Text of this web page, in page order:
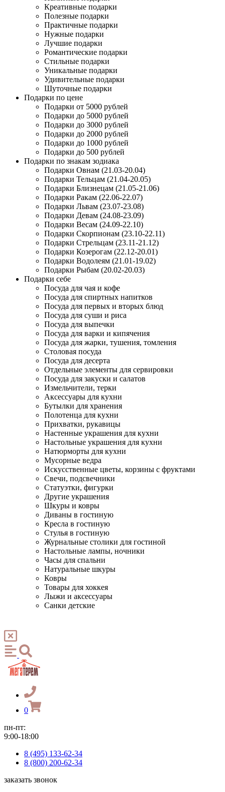
Креативные подарки
Полезные подарки
Практичные подарки
Нужные подарки
Лучшие подарки
Романтические подарки
Стильные подарки
Уникальные подарки
Удивительные подарки
Шуточные подарки
Подарки по цене
Подарки от 5000 рублей
Подарки до 5000 рублей
Подарки до 3000 рублей
Подарки до 2000 рублей
Подарки до 1000 рублей
Подарки до 500 рублей
Подарки по знакам зодиака
Подарки Овнам (21.03-20.04)
Подарки Тельцам (21.04-20.05)
Подарки Близнецам (21.05-21.06)
Подарки Ракам (22.06-22.07)
Подарки Львам (23.07-23.08)
Подарки Девам (24.08-23.09)
Подарки Весам (24.09-22.10)
Подарки Скорпионам (23.10-22.11)
Подарки Стрельцам (23.11-21.12)
Подарки Козерогам (22.12-20.01)
Подарки Водолеям (21.01-19.02)
Подарки Рыбам (20.02-20.03)
Подарки себе
Посуда для чая и кофе
Посуда для спиртных напитков
Посуда для первых и вторых блюд
Посуда для суши и риса
Посуда для выпечки
Посуда для варки и кипячения
Посуда для жарки, тушения, томления
Столовая посуда
Посуда для десерта
Отдельные элементы для сервировки
Посуда для закуски и салатов
Измельчители, терки
Аксессуары для кухни
Бутылки для хранения
Полотенца для кухни
Прихватки, рукавицы
Настенные украшения для кухни
Настольные украшения для кухни
Натюрморты для кухни
Мусорные ведра
Искусственные цветы, корзины с фруктами
Свечи, подсвечники
Статуэтки, фигурки
Другие украшения
Шкуры и ковры
Диваны в гостиную
Кресла в гостиную
Стулья в гостиную
Журнальные столики для гостиной
Настольные лампы, ночники
Часы для спальни
Натуральные шкуры
Ковры
Товары для хоккея
Лыжи и аксессуары
Санки детские
0
пн-пт:
9:00-18:00
8 (495) 133-62-34
8 (800) 200-62-34
заказать звонок